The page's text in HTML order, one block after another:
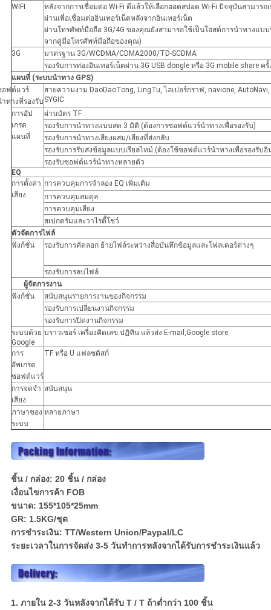
WIFI
หลังจากการเชื่อมต่อ Wi-Fi ดีแล้วให้เลือกฮอตสปอต Wi-Fi ปัจจุบันสามาร
ผ่านเพื่อเชื่อมต่ออินเทอร์เน็ตหลังจากอินเทอร์เน็ต
ผ่านโทรศัพท์มือถือ 3G/4G ของคุณยังสามารถใช้เป็นโฮสต์การนำทางแบ
จากคู่มือโทรศัพท์มือถือของคุณ)
3G
มาตรฐาน 3G/WCDMA/CDMA2000/TD-SCDMA
รองรับการท่องอินเทอร์เน็ตผ่าน 3G USB dongle หรือ 3G mobile share ค
แผนที่ (ระบบนำทาง GPS)
อฟต์แวร์
ทางที่รองรับ
สายความงาม DaoDaoTong, LingTu, ไฮเปอร์กราฟ, navione, AutoNavi,
SYGIC
การอัป
เกรด
แผนที่
ผ่านบัตร TF
รองรับการนำทางแบบสด 3 มิติ (ต้องการซอฟต์แวร์นำทางเพื่อรองรับ)
รองรับการนำทางเสียงผสม/เสียงที่ส่งกลับ
รองรับการรับส่งข้อมูลแบบเรียลไทม์ (ต้องใช้ซอฟต์แวร์นำทางเพื่อรองรับอิ
รองรับซอฟต์แวร์นำทางหลายตัว
EQ
การตั้งค่า
เสียง
การควบคุมการจำลอง EQ เพิ่มเติม
การควบคุมสมดุล
การควบคุมเสียง
สเปกตรัมและวาไรตี้โชว์
ตัวจัดการไฟล์
ฟังก์ชั่น
รองรับการคัดลอก ย้ายไฟล์ระหว่างสื่อบันทึกข้อมูลและโฟลเดอร์ต่างๆ
รองรับการลบไฟล์
ผู้จัดการงาน
ฟังก์ชั่น
สนับสนุนรายการงานของกิจกรรม
รองรับการเปลี่ยนงานกิจกรรม
รองรับการปิดงานกิจกรรม
ระบบด้วย
Google
บราวเซอร์ เครื่องคิดเลข ปฏิทิน แล้วส่ง E-mail,Google store
การ
อัพเกรด
ซอฟต์แวร์
TF หรือ U แฟลชดิสก์
การจดจำ
เสียง
สนับสนุน
ภาษาของ
ระบบ
หลายภาษา
ชิ้น / กล่อง: 20 ชิ้น / กล่อง
เงื่อนไขการค้า FOB
ขนาด: 155*105*25mm
GR: 1.5KG/ชุด
การชำระเงิน: TT/Western Union/Paypal/LC
ระยะเวลาในการจัดส่ง 3-5 วันทำการหลังจากได้รับการชำระเงินแล้ว
1. ภายใน 2-3 วันหลังจากได้รับ T / T ถ้าต่ำกว่า 100 ชิ้น